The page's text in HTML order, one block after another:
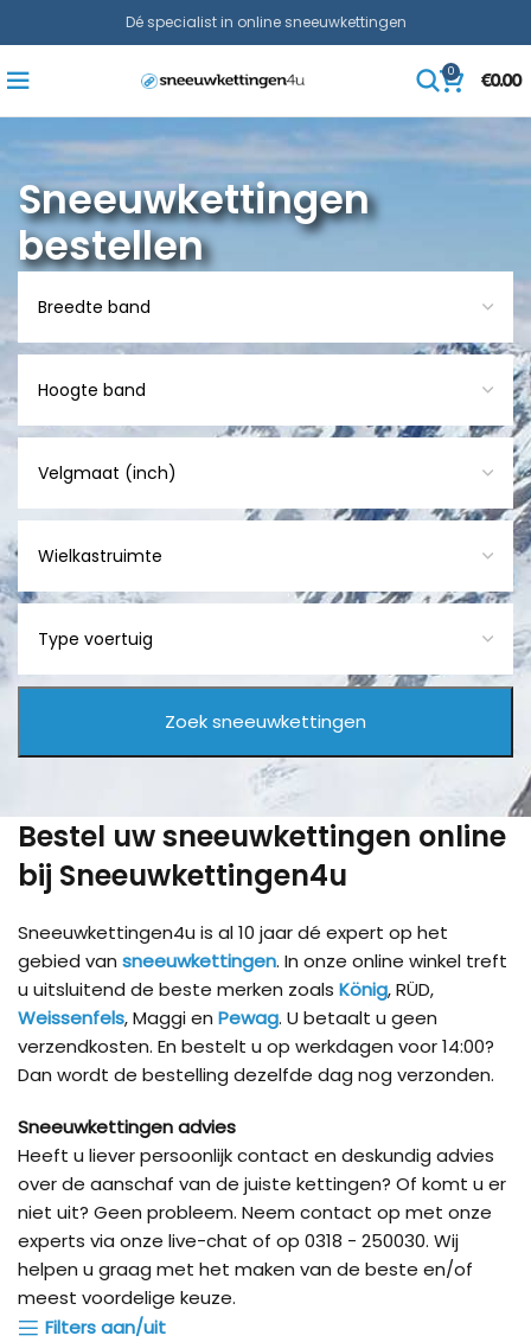
Dé specialist in online sneeuwkettingen
0
€0.00
Sneeuwkettingen
bestellen
Bestel uw sneeuwkettingen online
bij Sneeuwkettingen4u
Sneeuwkettingen4u is al 10 jaar dé expert op het
gebied van sneeuwkettingen. In onze online winkel treft
u uitsluitend de beste merken zoals König, RÜD,
Weissenfels, Maggi en Pewag. U betaalt u geen
verzendkosten. En bestelt u op werkdagen voor 14:00?
Dan wordt de bestelling dezelfde dag nog verzonden.
Sneeuwkettingen advies
Heeft u liever persoonlijk contact en deskundig advies
over de aanschaf van de juiste kettingen? Of komt u er
niet uit? Geen probleem. Neem contact op met onze
experts via onze live-chat of op 0318 - 250030. Wij
helpen u graag met het maken van de beste en/of
meest voordelige keuze.
Filters aan/uit